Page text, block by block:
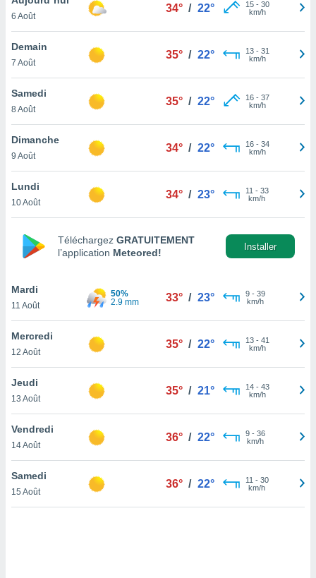
et
»,
au
vous
qu'ils
ou
le
ainsi
un
la
du
votre
à
en
le
6 Août
34° / 22° 15- 30
km/h
Demain
7 Août
35° / 22° 13- 31
km/h
Samedi
8 Août
35° / 22° 16- 37
km/h
Dimanche
9 Août
34° / 22° 16- 34
km/h
Lundi
10 Août
34° / 23° 11 - 33
km/h
Téléchargez GRATUITEMENT
l’application Meteored!
Installer
Mardi
11 Août
50%
2.9 mm
33° / 23° 9- 39
km/h
Mercredi
12 Août
35° / 22° 13- 41
km/h
Jeudi
13 Août
35° / 21° 14- 43
km/h
Vendredi
14 Août
36° / 22° 9- 36
km/h
Samedi
15 Août
36° / 22° 11 - 30
km/h